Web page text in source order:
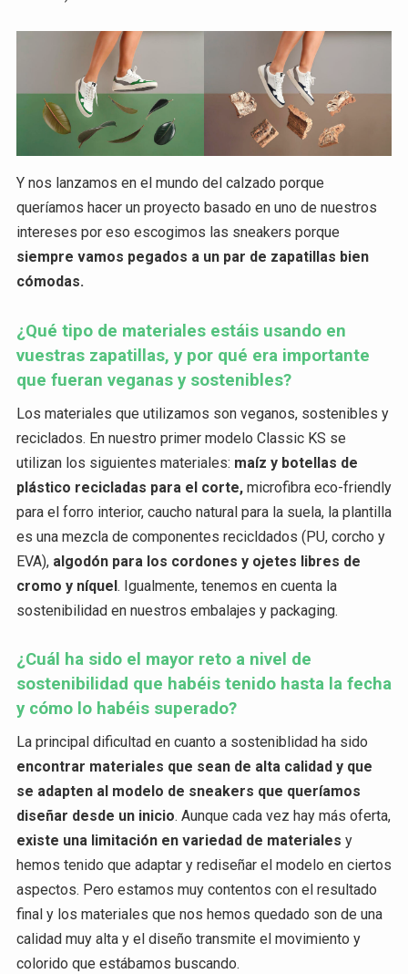
Y nos lanzamos en el mundo del calzado porque
queríamos hacer un proyecto basado en uno de nuestros
intereses por eso escogimos las sneakers porque
siempre vamos pegados a un par de zapatillas bien
cómodas.
¿Qué tipo de materiales estáis usando en
vuestras zapatillas, y por qué era importante
que fueran veganas y sostenibles?
Los materiales que utilizamos son veganos, sostenibles y
reciclados. En nuestro primer modelo Classic KS se
utilizan los siguientes materiales: maíz y botellas de
plástico recicladas para el corte,microfibra eco-friendly
para el forro interior, caucho natural para la suela, la plantilla
es una mezcla de componentes recicldados (PU, corcho y
EVA),algodón para los cordones y ojetes libres de
cromo y níquel. Igualmente, tenemos en cuenta la
sostenibilidad en nuestros embalajes y packaging.
¿Cuál ha sido el mayor reto a nivel de
sostenibilidad que habéis tenido hasta la fecha
y cómo lo habéis superado?
La principal dificultad en cuanto a sosteniblidad ha sido
encontrar materiales que sean de alta calidad y que
se adapten al modelo de sneakers que queríamos
diseñar desde un inicio. Aunque cada vez hay más oferta,
existe una limitación en variedad de materiales y
hemos tenido que adaptar y rediseñar el modelo en ciertos
aspectos. Pero estamos muy contentos con el resultado
final y los materiales que nos hemos quedado son de una
calidad muy alta y el diseño transmite el movimiento y
colorido que estábamos buscando.